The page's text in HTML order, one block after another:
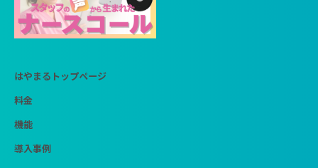
はやまるトップページ
料金
機能
導入事例